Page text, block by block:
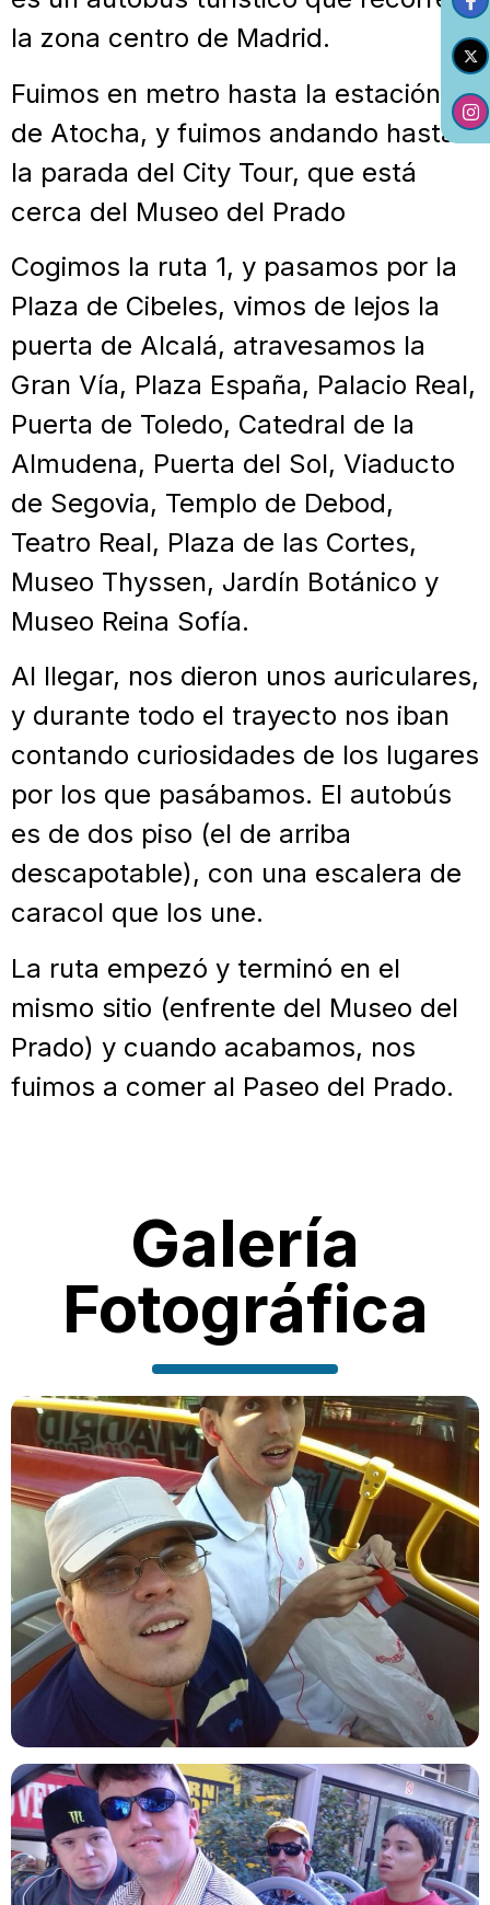
la zona centro de Madrid.
Fuimos en metro hasta la estación
de Atocha, y fuimos andando hasta
la parada del City Tour, que está
cerca del Museo del Prado
Cogimos la ruta 1, y pasamos por la
Plaza de Cibeles, vimos de lejos la
puerta de Alcalá, atravesamos la
Gran Vía, Plaza España, Palacio Real,
Puerta de Toledo, Catedral de la
Almudena, Puerta del Sol, Viaducto
de Segovia, Templo de Debod,
Teatro Real, Plaza de las Cortes,
Museo Thyssen, Jardín Botánico y
Museo Reina Sofía.
Al llegar, nos dieron unos auriculares,
y durante todo el trayecto nos iban
contando curiosidades de los lugares
por los que pasábamos. El autobús
es de dos piso (el de arriba
descapotable), con una escalera de
caracol que los une.
La ruta empezó y terminó en el
mismo sitio (enfrente del Museo del
Prado) y cuando acabamos, nos
fuimos a comer al Paseo del Prado.
Galería
Fotográfica